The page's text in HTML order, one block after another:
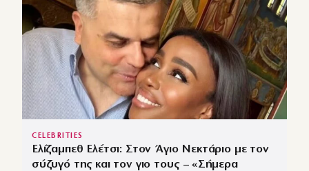
CELEBRITIES
Ελίζαμπεθ Ελέτσι: Στον Άγιο Νεκτάριο με τον
σύζυγό της και τον γιο τους – «Σήμερα